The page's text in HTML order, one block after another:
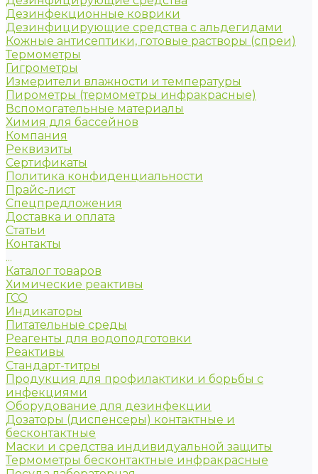
Дезинфекционные коврики
Дезинфицирующие средства с альдегидами
Кожные антисептики, готовые растворы (спреи)
Термометры
Гигрометры
Измерители влажности и температуры
Пирометры (термометры инфракрасные)
Вспомогательные материалы
Химия для бассейнов
Компания
Реквизиты
Сертификаты
Политика конфиденциальности
Прайс-лист
Спецпредложения
Доставка и оплата
Статьи
Контакты
...
Каталог товаров
Химические реактивы
ГСО
Индикаторы
Питательные среды
Реагенты для водоподготовки
Реактивы
Стандарт-титры
Продукция для профилактики и борьбы с
инфекциями
Оборудование для дезинфекции
Дозаторы (диспенсеры) контактные и
бесконтактные
Маски и средства индивидуальной защиты
Термометры бесконтактные инфракрасные